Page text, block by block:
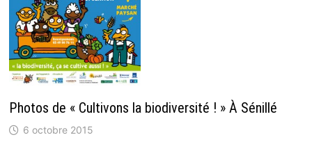
Photos de « Cultivons la biodiversité ! » À Sénillé
6 octobre 2015